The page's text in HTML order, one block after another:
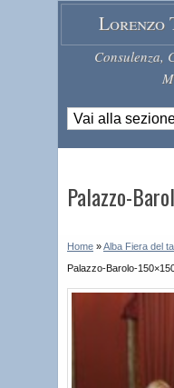
Lorenzo
Consulenza,
Palazzo-
Home »Alba Fiera del
Palazzo-Barolo-